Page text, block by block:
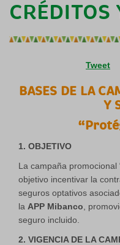
CRÉDITOS
Tweet
BASES DE LA
Y
1. OBJETIVO
La campaña promocional
objetivo incentivar la
seguros optativos
la APP Mibanco ,
seguro incluido.
2. VIGENCIA DE LA